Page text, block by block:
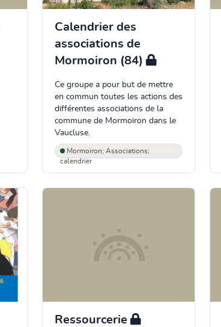
Calendrier des
associations de
Mormoiron (84)
Ce groupe a pour but de mettre
en commun toutes les actions des
différentes associations de la
commune de Mormoiron dans le
Vaucluse.
Mormoiron; Associations;
calendrier
Ressourcerie